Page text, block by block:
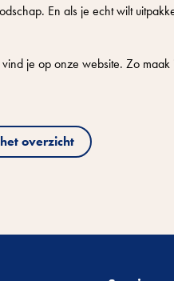
En als je echt wilt
je op onze website. Zo
overzicht